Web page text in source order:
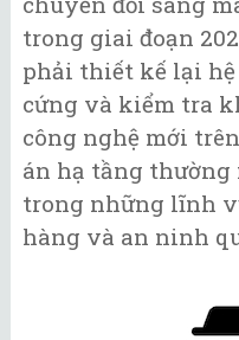
trong giai đoạn
phải thiết kế lại
cứng và kiểm tra
công nghệ mới
án hạ tầng thường
trong những lĩnh
hàng và an ninh